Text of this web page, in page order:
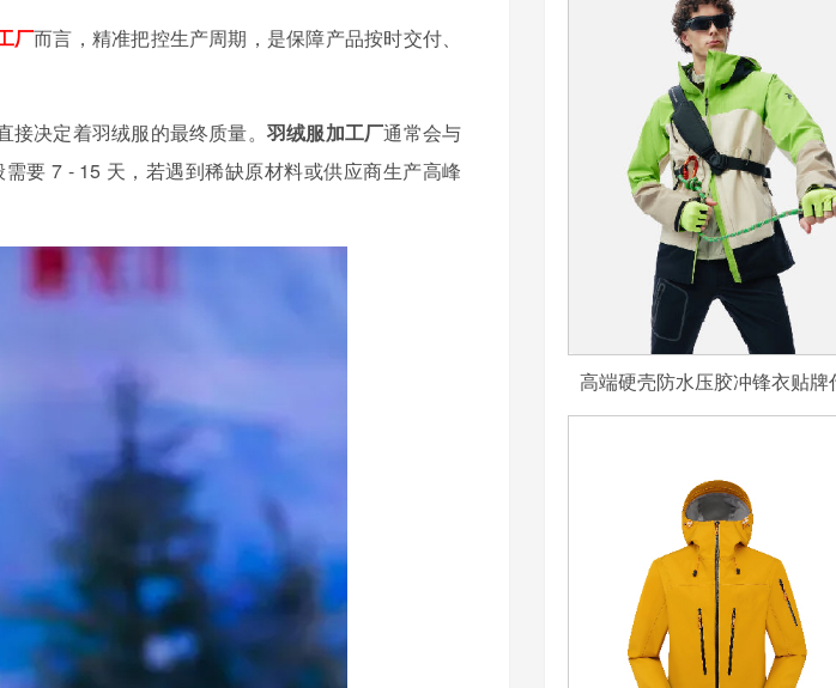
厂而言，精准把控生产周期，是保障产品按时交付、
决定着羽绒服的最终质量。 羽绒服加工厂通常会与
要 7 - 15 天，若遇到稀缺原材料或供应商生产高峰
高端硬壳防水压胶冲锋衣贴牌